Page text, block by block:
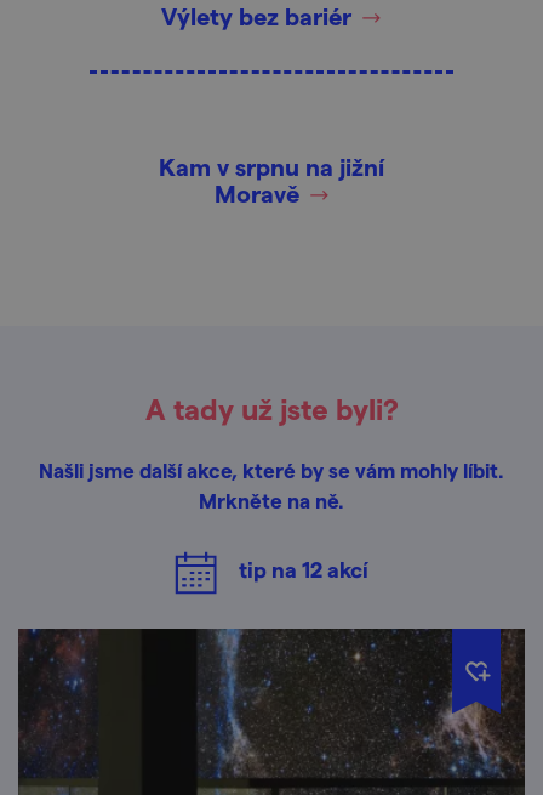
Výlety bez bariér
Kam v srpnu na jižní
Moravě
A tady už jste byli?
Našli jsme další akce, které by se vám mohly líbit.
Mrkněte na ně.
tip na 12akcí